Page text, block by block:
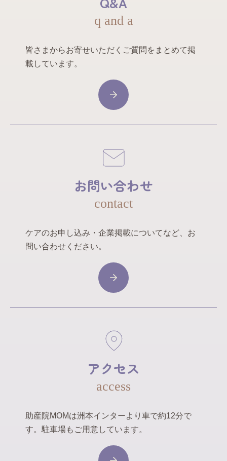
q and a
皆さまからお寄せいただくご質問をまとめて掲
載しています。
お問い合わせ
contact
ケアのお申し込み・企業掲載についてなど、お
問い合わせください。
アクセス
access
助産院MOMは洲本インターより車で約12分で
す。駐車場もご用意しています。